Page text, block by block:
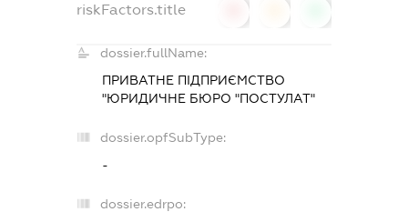
riskFactors.title
dossier.fullName:
ПРИВАТНЕ ПІДПРИЄМСТВО
"ЮРИДИЧНЕ БЮРО "ПОСТУЛАТ"
dossier.opfSubType:
-
dossier.edrpo: